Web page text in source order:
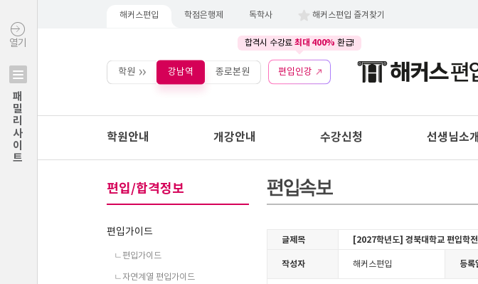
열기
패밀리사이트
해커스편입 학점은행제 독학사 해커스편입 즐겨찾기
합격시 수강료 최대 400% 환급!
학원 강남역 종로본원 편입인강
학원안내 개강안내 수강신청 선생님소개
편입/합격정보
편입가이드
ㄴ편입가이드
ㄴ자연계열 편입가이드